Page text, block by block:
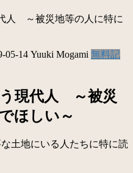
人 ～被災地等の人に特に
05-14 Yuuki Mogami 無料記
現代人 ～被災
ほしい～
土地にいる人たちに特に読